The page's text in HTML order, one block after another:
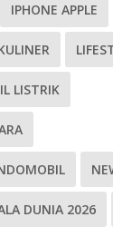
IPHONE APPLE
LISTRIK
DUNIA 2026